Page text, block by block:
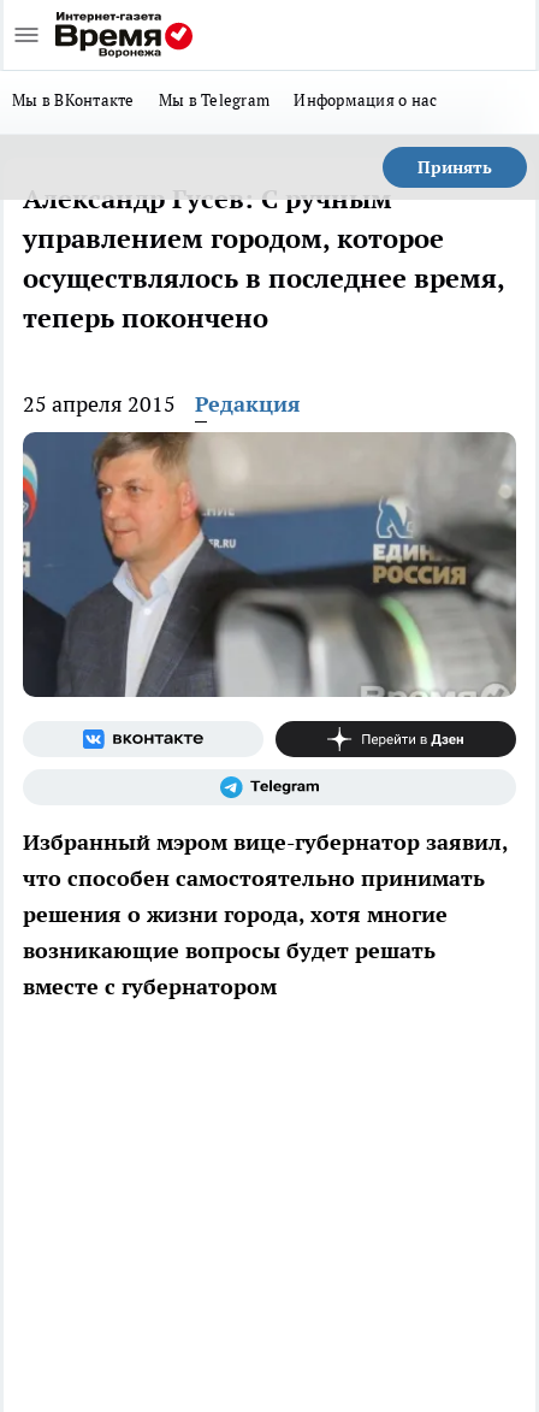
Мы в ВКонтакте Мы в Telegram Информация о нас
Принять
Александр Гусев: С ручным
управлением городом, которое
осуществлялось в последнее время,
теперь покончено
25 апреля 2015 Редакция
Избранный мэром вице-губернатор заявил,
что способен самостоятельно принимать
решения о жизни города, хотя многие
возникающие вопросы будет решать
вместе с губернатором